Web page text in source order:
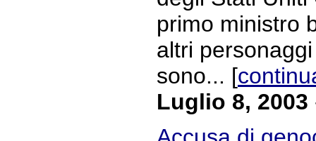
primo ministro
altri
sono... [
Luglio 8, 2003